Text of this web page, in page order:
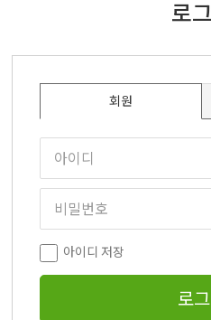
로
회원
아이디 저장
로